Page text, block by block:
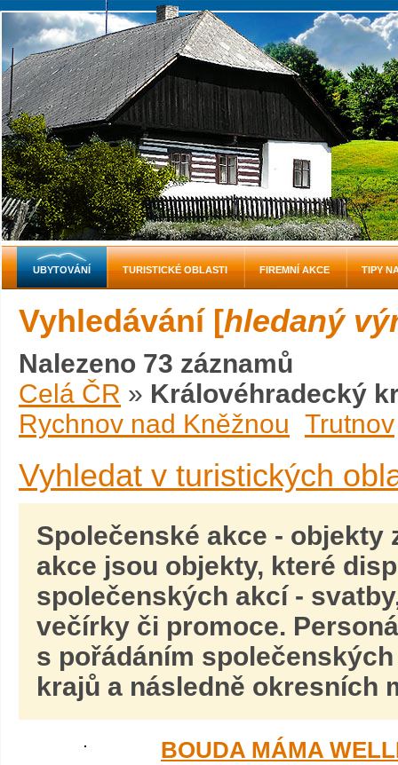
Vyhledávání [hledaný
Nalezeno 73 záznamů
Celá ČR » Královéhradecký
Rychnov nad Kněžnou Trutnov
Vyhledat v turistických
Společenské akce - objekty
akce jsou objekty, které
společenských akcí -
večírky či promoce.
s pořádáním
krajů a následně okresních
BOUDA MÁMA
UBYTOVÁNÍ TURISTICKÉ OBLASTI FIREMNÍ AKCE TIPY